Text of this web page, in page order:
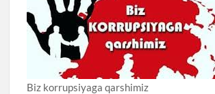
Biz korrupsiyaga qarshimiz